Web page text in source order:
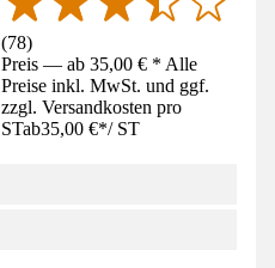
(78)
Preis — ab 35,00 € * Alle
Preise inkl. MwSt. und ggf.
zzgl. Versandkosten pro
STab35,00 €*/ ST